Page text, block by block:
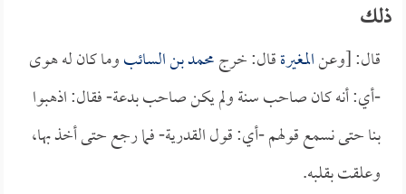
ذلك
قال: [وعنالمغيرةقال: خرجمحمد بن السائبوما كان له هوى
-أي: أنه كان صاحب سنة ولم يكن صاحب بدعة- فقال: اذهبوا
بنا حتى نسمع قولهم -أي: قول القدرية- فما رجع حتى أخذ بها،
وعلقت بقلبه.